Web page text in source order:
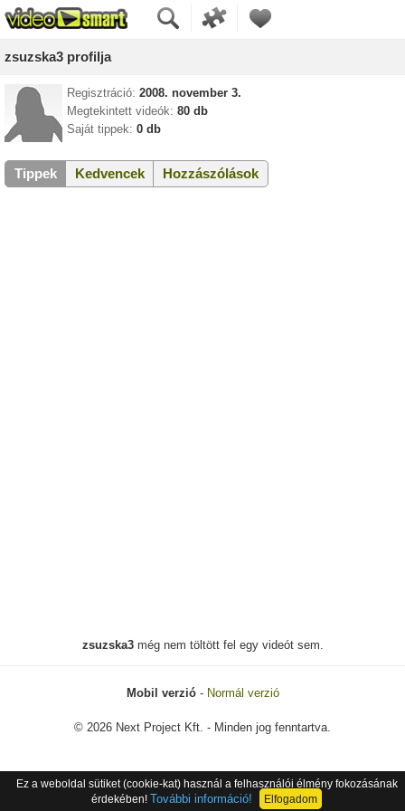
zsuzska3 profilja
Regisztráció: 2008. november 3.
Megtekintett videók: 80 db
Saját tippek: 0 db
Tippek Kedvencek Hozzászólások
zsuzska3még nem töltött fel egy videót sem.
Mobil verzió- Normál verzió
© 2026 Next Project Kft. - Minden jog fenntartva.
Ez a weboldal sütiket (cookie-kat) használ a felhasználói élmény fokozásának
érdekében! További információ! Elfogadom